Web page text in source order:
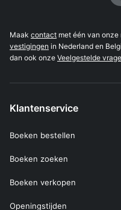
Maak contact met één van
vestigingen in Nederland en
dan ook onze Veelgestelde
Klantenservice
Boeken bestellen
Boeken zoeken
Boeken verkopen
Openingstijden